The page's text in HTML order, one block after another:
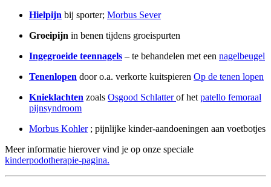
Hielpijn bij sporter; Morbus Sever
Groeipijn in benen tijdens groeispurten
Ingegroeide teennagels – te behandelen met een nagelbeugel
Tenenlopen door o.a. verkorte kuitspieren Op de tenen lopen
Knieklachten zoals Osgood Schlatterof het patello femoraal
pijnsyndroom
Morbus Kohler; pijnlijke kinder-aandoeningen aan voetbotjes
Meer informatie hierover vind je op onze speciale
kinderpodotherapie-pagina.